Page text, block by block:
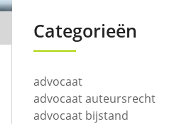
Categorieën
advocaat
advocaat auteursrecht
advocaat bijstand